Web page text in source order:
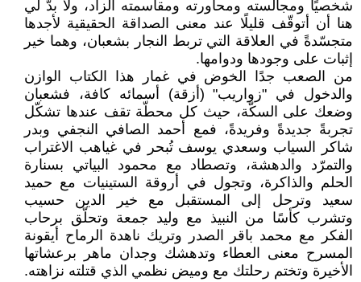
شخصيًا ومجالسته ومحاورته ومقاسمته الزاد، ولا بدّ لي
هنا أن أتوقّف قليلًا عند معنى الصداقة الحقيقية لأجدها
متجسّدةً في العلاقة التي تربط النجار بشعبان، وهما خير
إثبات على وجودها ودوامها.
من الصعب جدًا الخوض في غمار هذا الكتاب الوازن
والدخول في "زواريب" (أزقة) أسمائه كافة، فشعبان
وضعك على السكّة، حيث كل محطّة تقف عندها تشكّل
تجربةً جديدةً وفريدةً، فمع أحمد الصافي النجفي وبدر
شاكر السياب وسعدي يوسف تُبحر في غياهب الاغتراب
والتمرّد والدهشة، وتصطاد مع محمود البياتي بسنارة
الحلم والذاكرة، وتجول في أروقة الستينيات مع حميد
سعيد وترحل إلى المستقبل مع خير الدين حسيب
وتشرب كأسًا من النبيذ مع وليد جمعة وتحلّق برحاب
الفكر مع محمد باقر الصدر وتريك ناهدة الرماح أيقونة
المسرح معنى العطاء وتدهشك وجدان ماهر برعشاتها
الأخيرة وتختم رحلتك مع وميض نظمي الذي قتلته نزاهته.